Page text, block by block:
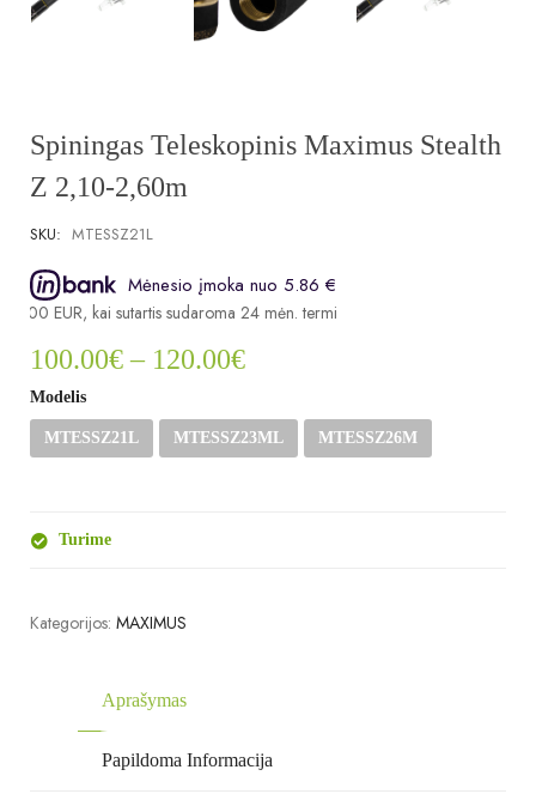
Spiningas Teleskopinis Maximus Stealth
Z 2,10-2,60m
SKU: MTESSZ21L
Mėnesio įmoka nuo 5.86 €
EUR, kai sutartis sudaroma 24 mėn. terminui, metinė palūkanų norma
100.00€– 120.00€
Modelis
MTESSZ21L MTESSZ23ML MTESSZ26M
Turime
Kategorijos: MAXIMUS
Aprašymas
Papildoma Informacija